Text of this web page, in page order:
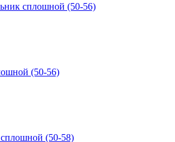
сплошной (50-56)
(50-56)